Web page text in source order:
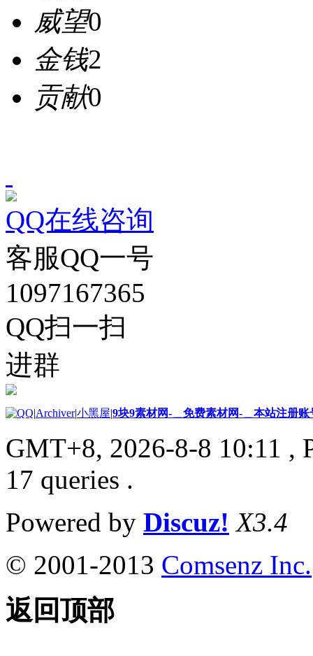
威望0
金钱2
贡献0
QQ在线咨询
客服QQ一号
1097167365
QQ扫一扫
进群
|Archiver|小黑屋|9块9素材网-＿免费素材网-＿本站注册账
GMT+8, 2026-8-8 10:11 ,
17 queries .
Powered by Discuz! X3.4
© 2001-2013 Comsenz Inc.
返回顶部